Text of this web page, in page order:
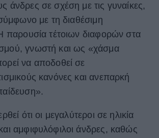
άνδρες σε σχέση με τις γυναίκες,
με τη διαθέσιμη
παρουσία τέτοιων διαφορών στα
γνωστή και ως «χάσμα
να αποδοθεί σε
κανόνες και ανεπαρκή
ότι οι μεγαλύτεροι σε ηλικία
αμφιφυλόφιλοι άνδρες, καθώς